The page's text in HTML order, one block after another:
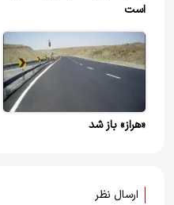
است
«هراز» باز شد
ارسال نظر